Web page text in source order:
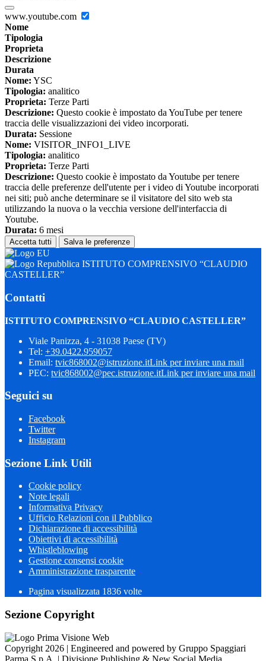
www.youtube.com
Nome
Tipologia
Proprieta
Descrizione
Durata
Nome: YSC
Tipologia: analitico
Proprieta: Terze Parti
Descrizione: Questo cookie è impostato da YouTube per tenere
traccia delle visualizzazioni dei video incorporati.
Durata: Sessione
Nome: VISITOR_INFO1_LIVE
Tipologia: analitico
Proprieta: Terze Parti
Descrizione: Questo cookie è impostato da Youtube per tenere
traccia delle preferenze dell'utente per i video di Youtube incorporati
nei siti; può anche determinare se il visitatore del sito web sta
utilizzando la nuova o la vecchia versione dell'interfaccia di
Youtube.
Durata: 6 mesi
Accetta tutti Salva le preferenze
ISTITUTO COMPRENSIVO “CLAUDIO
CASTELLER”
Contatti
ISTITUTO COMPRENSIVO “CLAUDIO CASTELLER”
Viale Panizza, 4 - 31038 Paese (TV)
Tel: +39.0422.959057
Email: tvic868002@istruzione.itLink per inviare una mail
PEC: tvic868002@pec.istruzione.itLink per inviare una mail
Seguici su
Facebook
Twitter
Instagram
Sezione Link Utili
Cookie policy
Note legali
Informativa Privacy
Ufficio Relazioni con il Pubblico
Dichiarazione di accessibilità
Obiettivi di accessibilità
Whistleblowing
Gestione consensi cookie
Amministrazione trasparente
Pagina visualizzata 1836 volte
Sezione Copyright
Copyright 2026 | Engineered and powered by Gruppo Spaggiari
Parma S.p.A. | Divisione Publishing & New Social Media